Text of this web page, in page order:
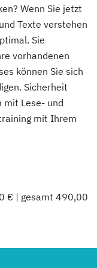
Wenn Sie jetzt
Texte verstehen
Sie
vorhandenen
können Sie sich
Sicherheit
mit Lese- und
mit Ihrem
€ | gesamt 490,00